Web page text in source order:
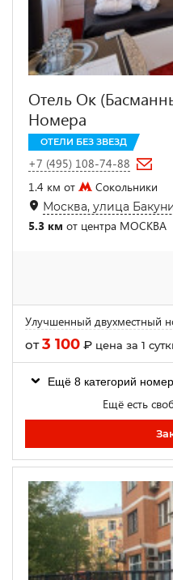
Отель Ок
Номера
ОТЕЛИ БЕЗ ЗВЕЗД
+7 (495) 108-74-88
1.4 км от
Сокольники
Москва, улица
5.3 км от центра МОСКВА
Улучшенный двухместный
от3 100 ₽ цена за 1
Ещё 8 категорий
Ещё есть